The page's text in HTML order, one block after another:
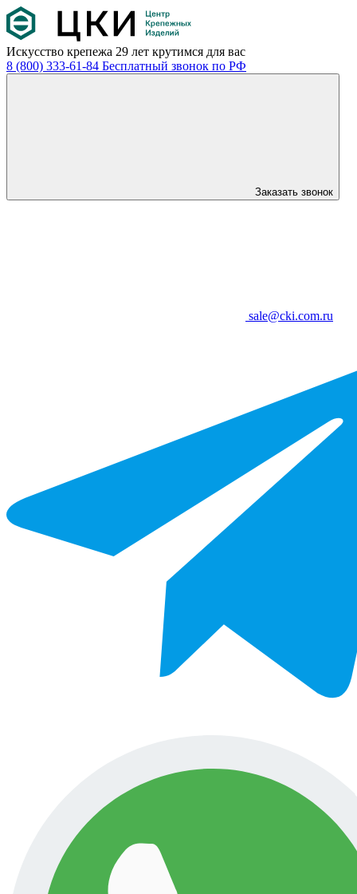
Искусство крепежа 29 лет крутимся для вас
8 (800) 333-61-84 Бесплатный звонок по РФ
Заказать звонок
sale@cki.com.ru